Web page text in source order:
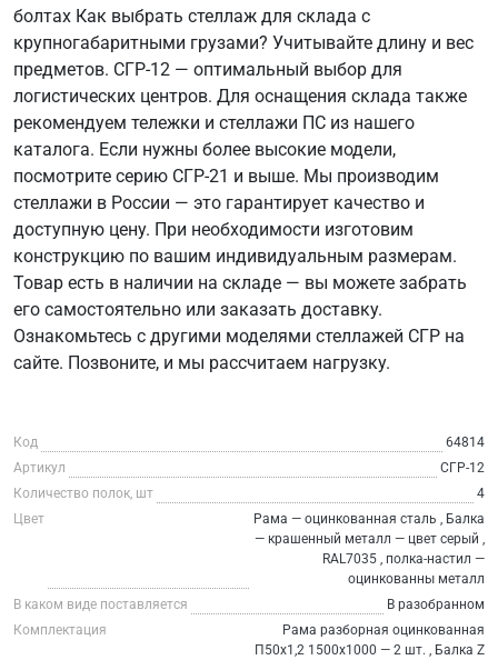
болтах Как выбрать стеллаж для склада с
крупногабаритными грузами? Учитывайте длину и вес
предметов. СГР-12 — оптимальный выбор для
логистических центров. Для оснащения склада также
рекомендуем тележки и стеллажи ПС из нашего
каталога. Если нужны более высокие модели,
посмотрите серию СГР-21 и выше. Мы производим
стеллажи в России — это гарантирует качество и
доступную цену. При необходимости изготовим
конструкцию по вашим индивидуальным размерам.
Товар есть в наличии на складе — вы можете забрать
его самостоятельно или заказать доставку.
Ознакомьтесь с другими моделями стеллажей СГР на
сайте. Позвоните, и мы рассчитаем нагрузку.
Код
64814
Артикул
СГР-12
Количество полок, шт
4
Цвет
Рама — оцинкованная сталь , Балка
— крашенный металл — цвет серый ,
RAL7035 , полка-настил —
оцинкованны металл
В каком виде поставляется
В разобранном
Комплектация
Рама разборная оцинкованная
П50х1,2 1500х1000 — 2 шт. , Балка Z